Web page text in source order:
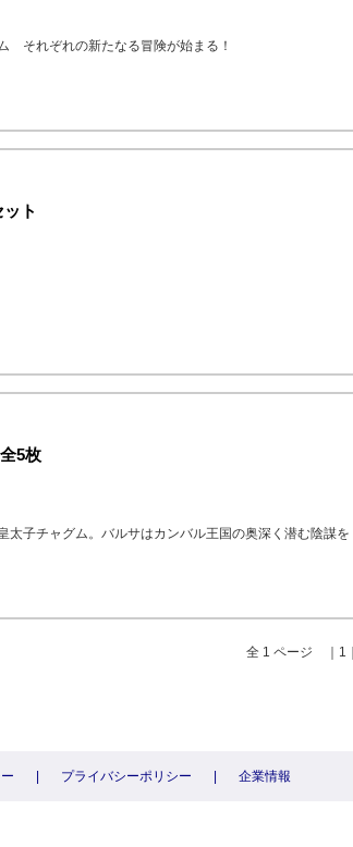
それぞれの新たなる冒険が始まる！
ト
5枚
太子チャグム。バルサはカンバル王国の奥深く潜む陰謀を
全 1 ページ ｜1｜
プライバシーポリシー 企業情報